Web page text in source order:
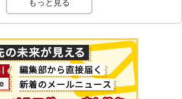
もっと見る